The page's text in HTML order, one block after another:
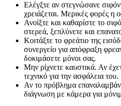
Ελέγξτε αν στεγνώσανε
χρειάζεται. Μερικές φορές η
Ανοίξτε και καθαρίστε το
στερεά, ξεπλύνετε και
Κοιτάξτε το φρεάτιο της
συνεργείο για απόφραξη
δοκιμάσετε μόνοι σας.
Μην ρίχνετε καυστικά. Αν
τεχνικό για την ασφάλεια του.
Αν το πρόβλημα
διάγνωση με κάμερα για